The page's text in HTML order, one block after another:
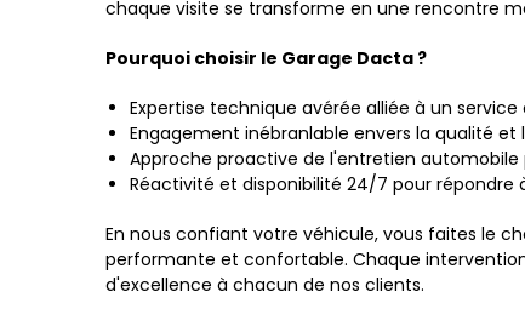
chaque visite se transforme en une rencontre
Pourquoi choisir le Garage Dacta ?
Expertise technique avérée alliée à un
Engagement inébranlable envers la qualité et
Approche proactive de l'entretien
Réactivité et disponibilité 24/7 pour répondre
En nous confiant votre véhicule, vous faites le
performante et confortable. Chaque
d'excellence à chacun de nos clients.